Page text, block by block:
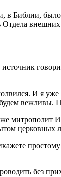
было
И я
вежливы.
митрополит
церковных
без